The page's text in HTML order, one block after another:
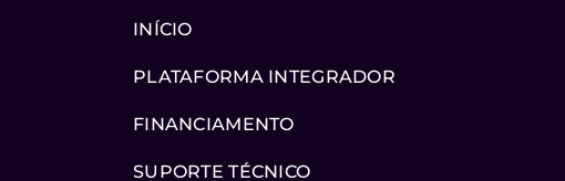
INÍCIO
PLATAFORMA INTEGRADOR
FINANCIAMENTO
SUPORTE TÉCNICO